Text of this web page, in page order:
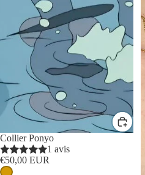
Collier Ponyo
1 avis
€50,00 EUR